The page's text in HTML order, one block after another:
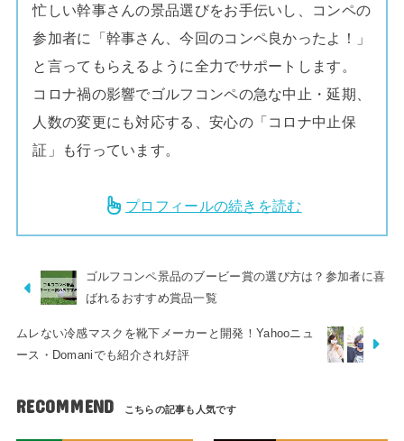
忙しい幹事さんの景品選びをお手伝いし、コンペの
参加者に「幹事さん、今回のコンペ良かったよ！」
と言ってもらえるように全力でサポートします。
コロナ禍の影響でゴルフコンペの急な中止・延期、
人数の変更にも対応する、安心の「コロナ中止保
証」も行っています。
プロフィールの続きを読む
ゴルフコンペ景品のブービー賞の選び方は？参加者に喜
ばれるおすすめ賞品一覧
ムレない冷感マスクを靴下メーカーと開発！Yahooニュ
ース・Domaniでも紹介され好評
RECOMMEND